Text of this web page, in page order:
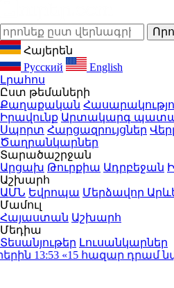
Հայերեն
Русский
English
Լրահոս
Ըստ թեմաների
Քաղաքական
Իրավունք Արտակարգ
Սպորտ Հարցազրույցներ
Ծաղրանկարներ
Տարածաշրջան
Արցախ Թուրքիա Ադրբեջան
Աշխարհ
ԱՄՆ Եվրոպա Մերձավոր
Մամուլ
Հայաստան Աշխարհ
Մեդիա
Տեսանյութեր Լուսանկարներ
13:53«15 հազար դրամ